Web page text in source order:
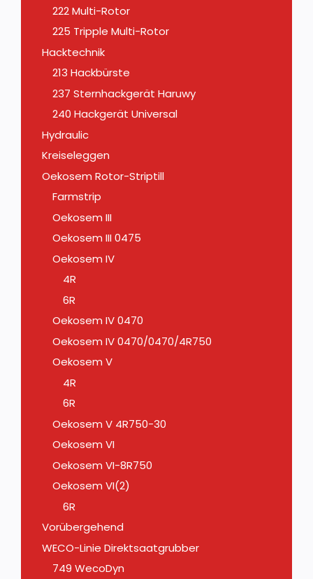
222 Multi-Rotor
225 Tripple Multi-Rotor
Hacktechnik
213 Hackbürste
237 Sternhackgerät Haruwy
240 Hackgerät Universal
Hydraulic
Kreiseleggen
Oekosem Rotor-Striptill
Farmstrip
Oekosem III
Oekosem III 0475
Oekosem IV
4R
6R
Oekosem IV 0470
Oekosem IV 0470/0470/4R750
Oekosem V
4R
6R
Oekosem V 4R750-30
Oekosem VI
Oekosem VI-8R750
Oekosem VI(2)
6R
Vorübergehend
WECO-Linie Direktsaatgrubber
749 WecoDyn